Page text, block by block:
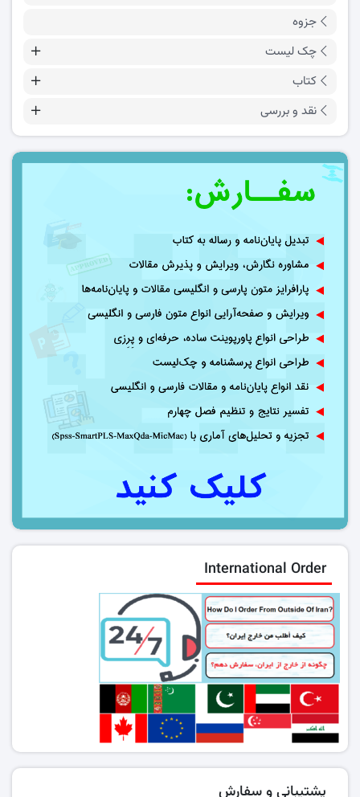
جزوه
چک لیست
کتاب
نقد و بررسی
International Order
پشتیبانی و سفارش